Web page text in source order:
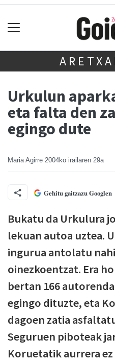
Urkulun
eta falta den
egingo dute
Maria Agirre 2004ko irailaren 29a
Gehitu gaitzazu Googlen
Bukatu da Urkulura
lekuan autoa uztea.
ingurua antolatu
oinezkoentzat. Era
bertan 166
egingo dituzte, eta
dagoen zatia
Seguruen piboteak
Koruetatik aurrera